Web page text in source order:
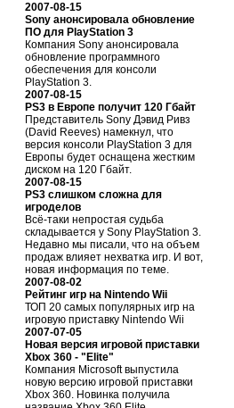
2007-08-15
Sony анонсировала обновление
ПО для PlayStation 3
Компания Sony анонсировала
обновление программного
обеспечения для консоли
PlayStation 3.
2007-08-15
PS3 в Европе получит 120 Гбайт
Представитель Sony Дэвид Ривз
(David Reeves) намекнул, что
версия консоли PlayStation 3 для
Европы будет оснащена жестким
диском на 120 Гбайт.
2007-08-15
PS3 слишком сложна для
игроделов
Всё-таки непростая судьба
складывается у Sony PlayStation 3.
Недавно мы писали, что на объем
продаж влияет нехватка игр. И вот,
новая информация по теме.
2007-08-02
Рейтинг игр на Nintendo Wii
ТОП 20 самых популярных игр на
игровую приставку Nintendo Wii
2007-07-05
Новая версия игровой приставки
Xbox 360 - "Elite"
Компания Microsoft выпустила
новую версию игровой приставки
Xbox 360. Новинка получила